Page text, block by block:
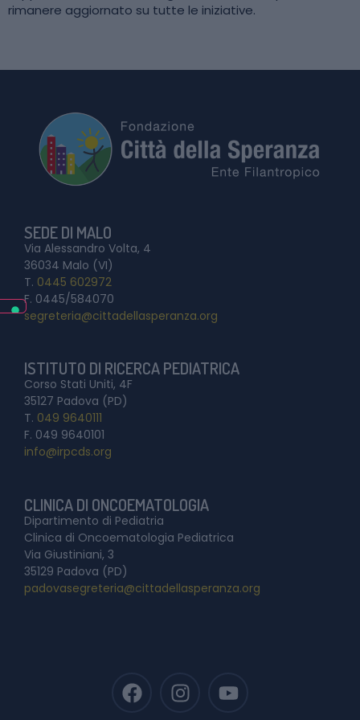
rimanere aggiornato su tutte le iniziative.
SEDE DI MALO
Via Alessandro Volta, 4
36034 Malo (VI)
T. 0445 602972
F. 0445/584070
segreteria@cittadellasperanza.org
ISTITUTO DI RICERCA PEDIATRICA
Corso Stati Uniti, 4F
35127 Padova (PD)
T. 049 9640111
F. 049 9640101
info@irpcds.org
CLINICA DI ONCOEMATOLOGIA
Dipartimento di Pediatria
Clinica di Oncoematologia Pediatrica
Via Giustiniani, 3
35129 Padova (PD)
padovasegreteria@cittadellasperanza.org